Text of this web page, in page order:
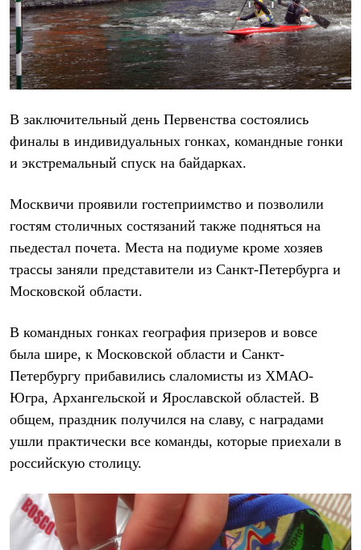
Термобелье
Теплое термобелье
Среднее термобелье
Легкое термобелье
Лёгкая одежда
Футболки
Толстовки
Брюки
Шорты
Женская одежда
Утепленная пухом
Брюки
Куртки
Брюки
Штормовая одежда
Куртки
Куртки
Лёгкая одежда
Рубашки
Толстовки
Брюки
Теплое термобелье
Среднее термобелье
Флисовая одежда
Куртки
Брюки
Детская одежда
В заключительный день Первенства состоялись
финалы в индивидуальных гонках, командные гонки
и экстремальный спуск на байдарках.
Москвичи проявили гостеприимство и позволили
гостям столичных состязаний также подняться на
пьедестал почета. Места на подиуме кроме хозяев
трассы заняли представители из Санкт-Петербурга и
Московской области.
В командных гонках география призеров и вовсе
была шире, к Московской области и Санкт-
Петербургу прибавились слаломисты из ХМАО-
Югра, Архангельской и Ярославской областей. В
общем, праздник получился на славу, с наградами
ушли практически все команды, которые приехали в
российскую столицу.